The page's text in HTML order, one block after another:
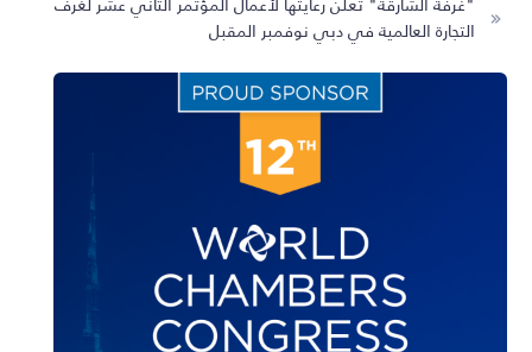
التجارة العالمية في دبي نوفمبر المقبل